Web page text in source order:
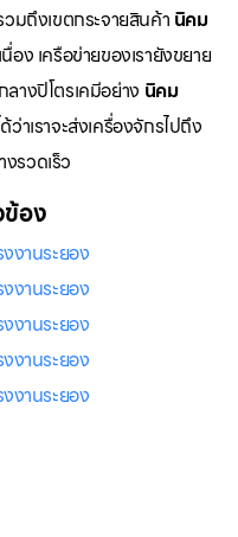
มถึงเขตกระจายสินค้า นิคม
อง เครือข่ายของเรายังขยาย
างปิโตรเคมีอย่าง นิคม
ว่าเราจะส่งเครื่องจักรไปถึง
รวดเร็ว
อง
งานระยอง
งานระยอง
งานระยอง
งานระยอง
งานระยอง